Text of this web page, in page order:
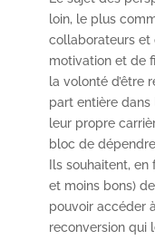
loin, le plus
collaborateurs et
motivation et de
la volonté d’être
part entière
leur propre
bloc de
Ils souhaitent,
et moins bons)
pouvoir accéder
reconversion qui